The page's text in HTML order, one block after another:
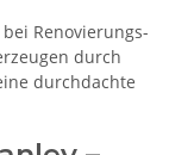
Renovierungs-
durch
durchdachte